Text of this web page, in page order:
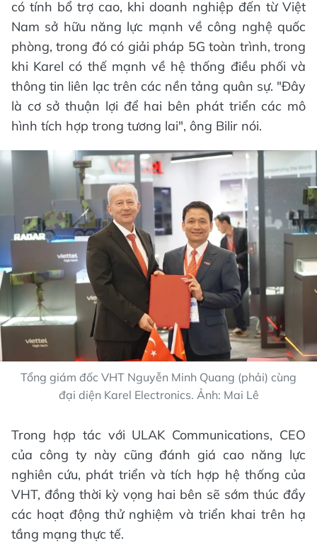
có tính bổ trợ cao, khi doanh nghiệp đến từ Việt
Nam sở hữu năng lực mạnh về công nghệ quốc
phòng, trong đó có giải pháp 5G toàn trình, trong
khi Karel có thế mạnh về hệ thống điều phối và
thông tin liên lạc trên các nền tảng quân sự. "Đây
là cơ sở thuận lợi để hai bên phát triển các mô
hình tích hợp trong tương lai", ông Bilir nói.
Tổng giám đốc VHT Nguyễn Minh Quang (phải) cùng
đại diện Karel Electronics. Ảnh: Mai Lê
Trong hợp tác với ULAK Communications, CEO
của công ty này cũng đánh giá cao năng lực
nghiên cứu, phát triển và tích hợp hệ thống của
VHT, đồng thời kỳ vọng hai bên sẽ sớm thúc đẩy
các hoạt động thử nghiệm và triển khai trên hạ
tầng mạng thực tế.